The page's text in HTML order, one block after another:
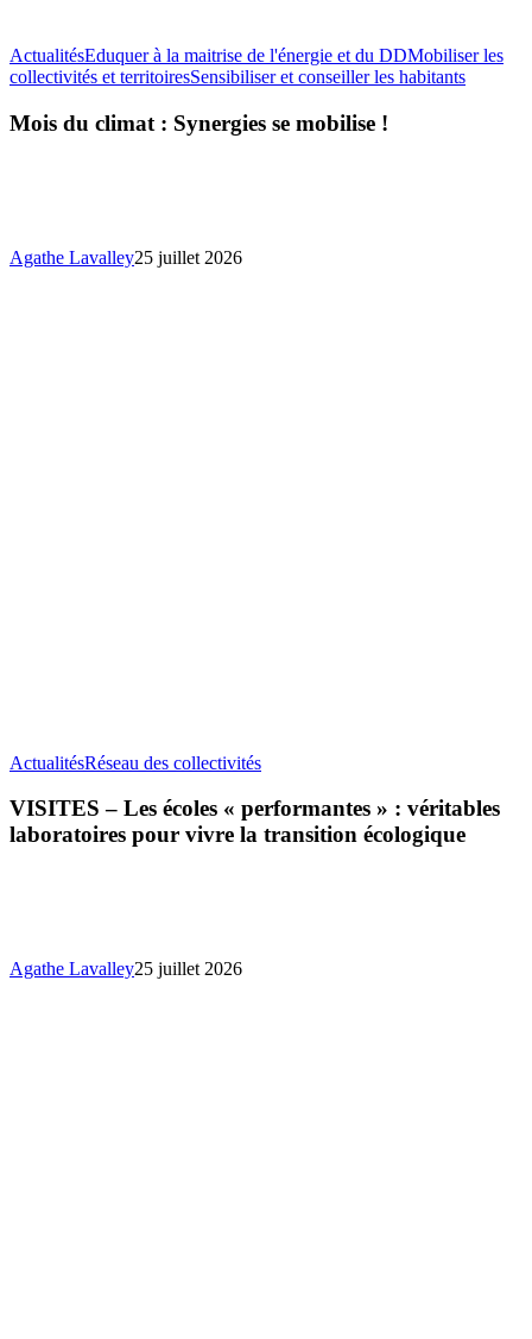
ActualitésEduquer à la maitrise de l'énergie et du DDMobiliser les
collectivités et territoiresSensibiliser et conseiller les habitantsMois
Mois du climat : Synergies se mobilise !
Agathe Lavalley25 juillet 2026
ActualitésRéseau des collectivitésVISITES
Les
écoles
«
VISITES – Les écoles « performantes » : véritables
laboratoires pour vivre la transition écologique
Agathe Lavalley25 juillet 2026